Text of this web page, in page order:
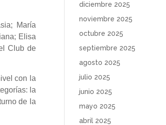
María
Elisa
Club de
con la
la
de la
diciembre 2025
noviembre 2025
octubre 2025
septiembre 2025
agosto 2025
julio 2025
junio 2025
mayo 2025
abril 2025